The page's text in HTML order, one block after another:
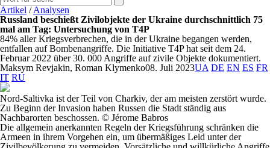
Artikel /Analysen
Russland beschießt Zivilobjekte der Ukraine durchschnittlich 75
mal am Tag: Untersuchung von T4P
84% aller Kriegsverbrechen, die in der Ukraine begangen werden,
entfallen auf Bombenangriffe. Die Initiative T4P hat seit dem 24.
Februar 2022 über 30. 000 Angriffe auf zivile Objekte dokumentiert.
Maksym Revjakin, Roman Klymenko08. Juli 2023UA DE EN ES FR
IT RU
Nord-Saltivka ist der Teil von Charkiv, der am meisten zerstört wurde.
Zu Beginn der Invasion haben Russen die Stadt ständig aus
Nachbarorten beschossen. © Jérome Babros
Die allgemein anerkannten Regeln der Kriegsführung schränken die
Armeen in ihrem Vorgehen ein, um übermäßiges Leid unter der